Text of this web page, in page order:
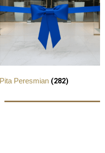
Pita Peresmian (282)